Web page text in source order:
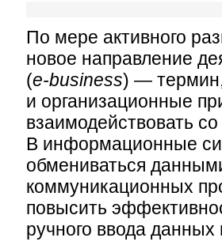
По мере активного
новое направление
(e-business) —
и организационные
взаимодействовать
В информационные
обмениваться
коммуникационных
повысить
ручного ввода